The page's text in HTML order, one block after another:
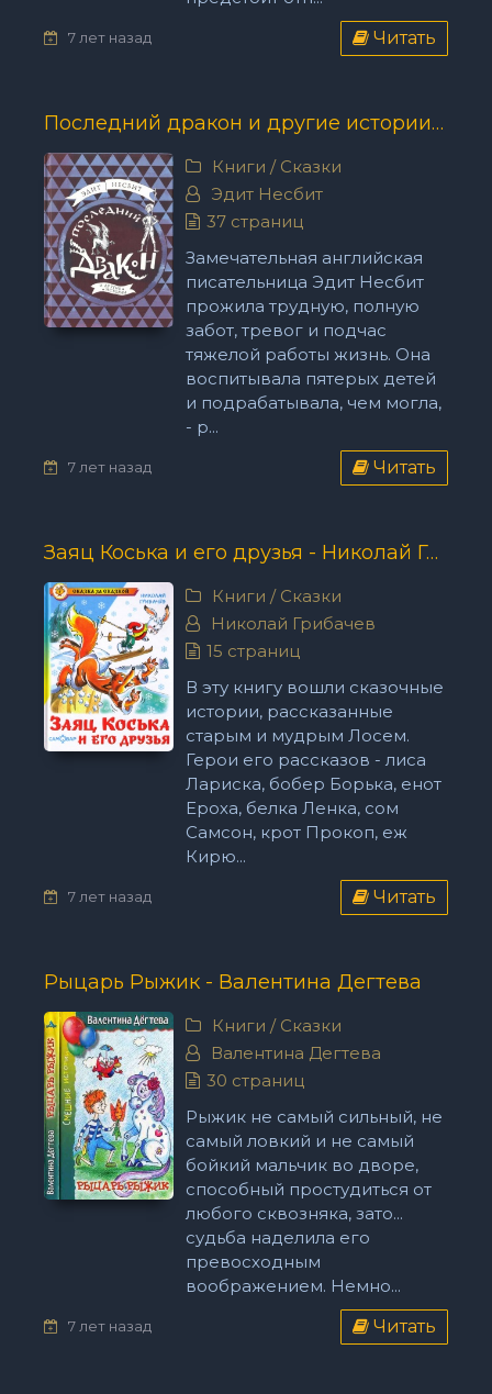
7 лет назад Читать
Последний дракон и другие истории - Эдит Несбит
Книги / Сказки
Эдит Несбит
37 страниц
Замечательная английская
писательница Эдит Несбит
прожила трудную, полную
забот, тревог и подчас
тяжелой работы жизнь. Она
воспитывала пятерых детей
и подрабатывала, чем могла,
- р...
7 лет назад Читать
Заяц Коська и его друзья - Николай Грибачев
Книги / Сказки
Николай Грибачев
15 страниц
В эту книгу вошли сказочные
истории, рассказанные
старым и мудрым Лосем.
Герои его рассказов - лиса
Лариска, бобер Борька, енот
Ероха, белка Ленка, сом
Самсон, крот Прокоп, еж
Кирю...
7 лет назад Читать
Рыцарь Рыжик - Валентина Дегтева
Книги / Сказки
Валентина Дегтева
30 страниц
Рыжик не самый сильный, не
самый ловкий и не самый
бойкий мальчик во дворе,
способный простудиться от
любого сквозняка, зато...
судьба наделила его
превосходным
воображением. Немно...
7 лет назад Читать